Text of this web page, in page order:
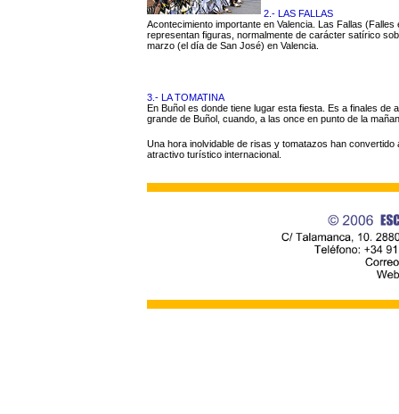
2.- LAS FALLAS
Acontecimiento importante en Valencia. Las Fallas
representan figuras, normalmente de carácter satírico
marzo (el día de San José) en Valencia.
3.- LA TOMATINA
En Buñol es donde tiene lugar esta fiesta. Es a finales
grande de Buñol, cuando, a las once en punto de la
Una hora inolvidable de risas y tomatazos han
atractivo turístico internacional.